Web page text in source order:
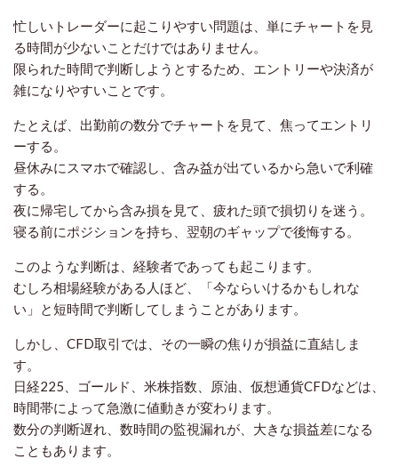
忙しいトレーダーに起こりやすい問題は、単にチャートを見
る時間が少ないことだけではありません。
限られた時間で判断しようとするため、エントリーや決済が
雑になりやすいことです。
たとえば、出勤前の数分でチャートを見て、焦ってエントリ
ーする。
昼休みにスマホで確認し、含み益が出ているから急いで利確
する。
夜に帰宅してから含み損を見て、疲れた頭で損切りを迷う。
寝る前にポジションを持ち、翌朝のギャップで後悔する。
このような判断は、経験者であっても起こります。
むしろ相場経験がある人ほど、「今ならいけるかもしれな
い」と短時間で判断してしまうことがあります。
しかし、CFD取引では、その一瞬の焦りが損益に直結しま
す。
日経225、ゴールド、米株指数、原油、仮想通貨CFDなどは、
時間帯によって急激に値動きが変わります。
数分の判断遅れ、数時間の監視漏れが、大きな損益差になる
こともあります。